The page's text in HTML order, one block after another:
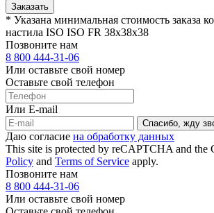
Заказать
* Указана минимальная стоимость заказа
настила ISO ISO FR 38х38х38
Позвоните нам
8 800 444-31-06
Или оставьте свой номер
Оставьте свой телефон
Или E-mail
Спасибо, жду
Даю согласие на обработку данных
This site is protected by reCAPTCHA and the
Policy and Terms of Service apply.
Позвоните нам
8 800 444-31-06
Или оставьте свой номер